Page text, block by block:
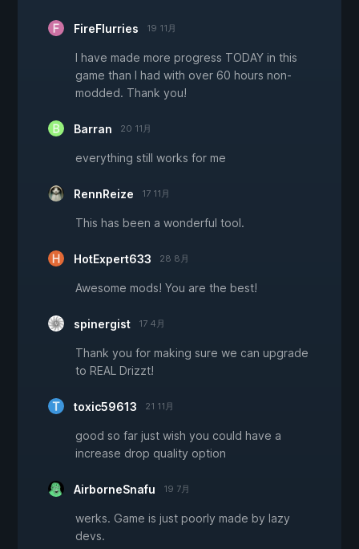
FireFlurries 19 11月
I have made more progress TODAY in this
game than I had with over 60 hours non-
modded. Thank you!
Barran 20 11月
everything still works for me
RennReize 17 11月
This has been a wonderful tool.
HotExpert633 28 8月
Awesome mods! You are the best!
spinergist 17 4月
Thank you for making sure we can upgrade
to REAL Drizzt!
toxic59613 21 11月
good so far just wish you could have a
increase drop quality option
AirborneSnafu 19 7月
werks. Game is just poorly made by lazy
devs.